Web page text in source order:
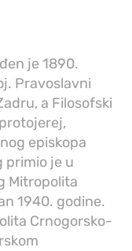
je 1890.
Pravoslavni
a Filosofski
episkopa
primio je u
Mitropolita
1940. godine.
Crnogorsko-